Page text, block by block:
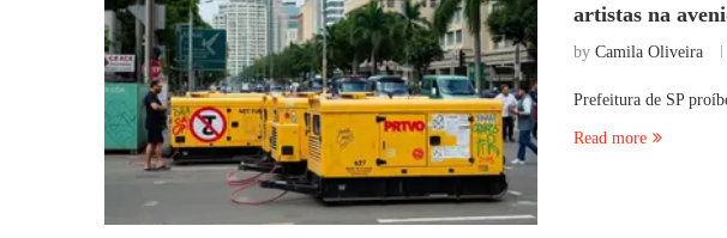
artistas na
by Camila Oliveira
Prefeitura de SP
Read more